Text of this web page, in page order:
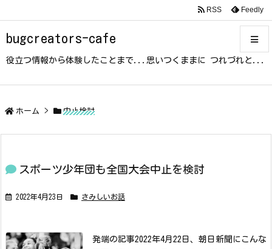
bugcreators-cafe
役立つ情報から体験したことまで...思いつくままに つれづれと...
RSS Feedly
ホーム > 中止検討
スポーツ少年団も全国大会中止を検討
2022年4月23日 さみしいお話
発端の記事2022年4月22日、朝日新聞にこんな